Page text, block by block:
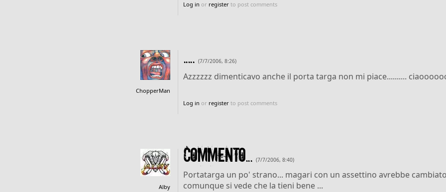
Log in or register to post comments
ChopperMan
..... (7/7/2006, 8:26)
Azzzzzz dimenticavo anche il porta targa non mi piace..........
Log in or register to post comments
Alby
Commento... (7/7/2006, 8:40)
Portatarga un po' strano... magari con un assettino avrebbe
comunque si vede che la tieni bene ...